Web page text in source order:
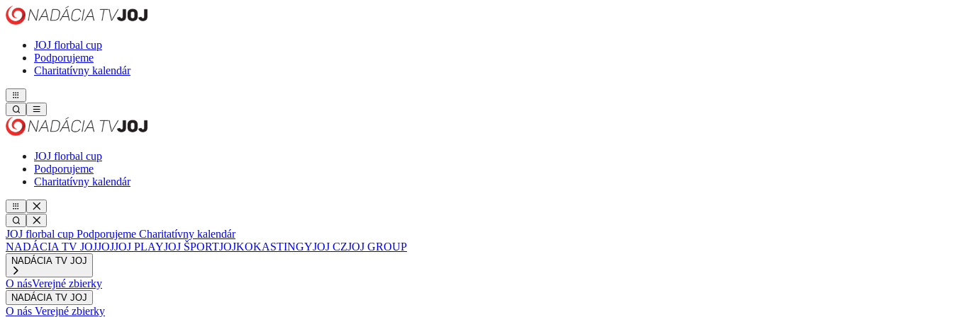
JOJ florbal cup
Podporujeme
Charitatívny kalendár
JOJ florbal cup
Podporujeme
Charitatívny kalendár
JOJ florbal cup Podporujeme Charitatívny kalendár
NADÁCIA TV JOJJOJJOJ PLAYJOJ ŠPORTJOJKOKASTINGYJOJ CZJOJ GROUP
NADÁCIA TV JOJ
O násVerejné zbierky
NADÁCIA TV JOJ
O nás Verejné zbierky